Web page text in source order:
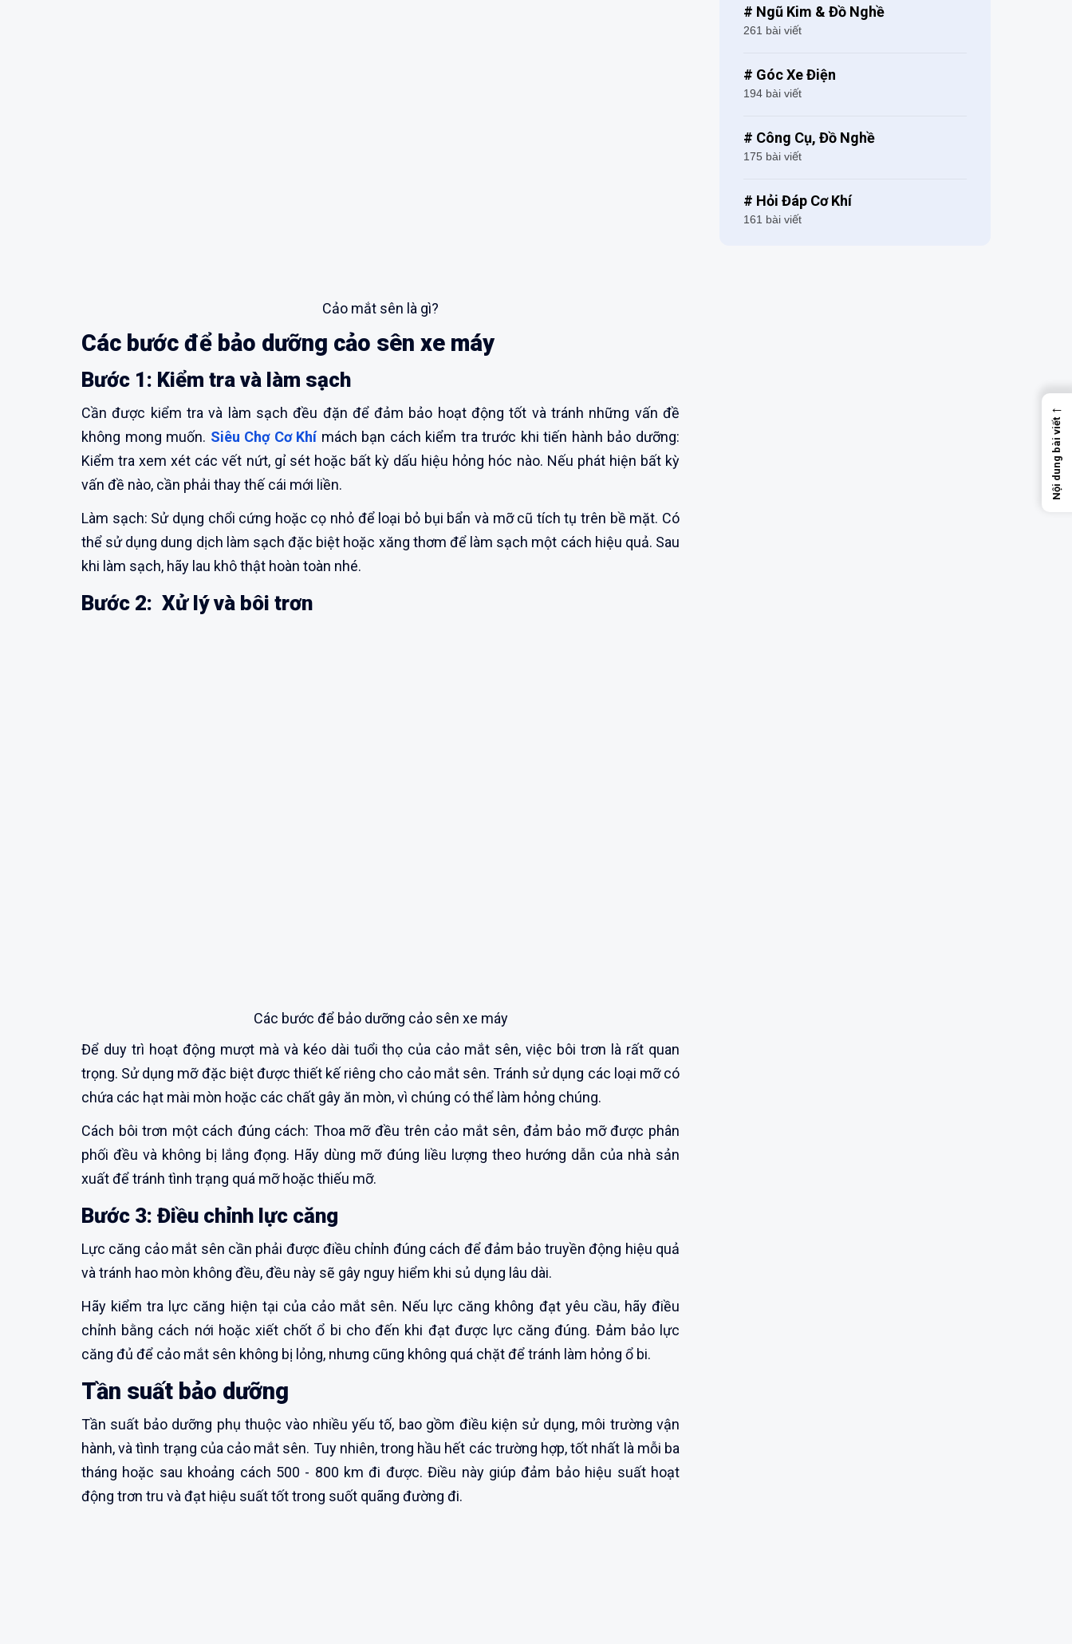
Cảo mắt sên là gì?
Các bước để bảo dưỡng cảo sên xe máy
Bước 1: Kiểm tra và làm sạch
Cần được kiểm tra và làm sạch đều đặn để đảm bảo hoạt động tốt và tránh những vấn đề
không mong muốn. Siêu Chợ Cơ Khímách bạn cách kiểm tra trước khi tiến hành bảo dưỡng:
Kiểm tra xem xét các vết nứt, gỉ sét hoặc bất kỳ dấu hiệu hỏng hóc nào. Nếu phát hiện bất kỳ
vấn đề nào, cần phải thay thế cái mới liền.
Làm sạch: Sử dụng chổi cứng hoặc cọ nhỏ để loại bỏ bụi bẩn và mỡ cũ tích tụ trên bề mặt. Có
thể sử dụng dung dịch làm sạch đặc biệt hoặc xăng thơm để làm sạch một cách hiệu quả. Sau
khi làm sạch, hãy lau khô thật hoàn toàn nhé.
Bước 2: Xử lý và bôi trơn
Các bước để bảo dưỡng cảo sên xe máy
Để duy trì hoạt động mượt mà và kéo dài tuổi thọ của cảo mắt sên, việc bôi trơn là rất quan
trọng. Sử dụng mỡ đặc biệt được thiết kế riêng cho cảo mắt sên. Tránh sử dụng các loại mỡ có
chứa các hạt mài mòn hoặc các chất gây ăn mòn, vì chúng có thể làm hỏng chúng.
Cách bôi trơn một cách đúng cách: Thoa mỡ đều trên cảo mắt sên, đảm bảo mỡ được phân
phối đều và không bị lắng đọng. Hãy dùng mỡ đúng liều lượng theo hướng dẫn của nhà sản
xuất để tránh tình trạng quá mỡ hoặc thiếu mỡ.
Bước 3: Điều chỉnh lực căng
Lực căng cảo mắt sên cần phải được điều chỉnh đúng cách để đảm bảo truyền động hiệu quả
và tránh hao mòn không đều, đều này sẽ gây nguy hiểm khi sủ dụng lâu dài.
Hãy kiểm tra lực căng hiện tại của cảo mắt sên. Nếu lực căng không đạt yêu cầu, hãy điều
chỉnh bằng cách nới hoặc xiết chốt ổ bi cho đến khi đạt được lực căng đúng. Đảm bảo lực
căng đủ để cảo mắt sên không bị lỏng, nhưng cũng không quá chặt để tránh làm hỏng ổ bi.
Tần suất bảo dưỡng
Tần suất bảo dưỡng phụ thuộc vào nhiều yếu tố, bao gồm điều kiện sử dụng, môi trường vận
hành, và tình trạng của cảo mắt sên. Tuy nhiên, trong hầu hết các trường hợp, tốt nhất là mỗi ba
tháng hoặc sau khoảng cách 500 - 800 km đi được. Điều này giúp đảm bảo hiệu suất hoạt
động trơn tru và đạt hiệu suất tốt trong suốt quãng đường đi.
# Ngũ Kim & Đồ Nghề
261 bài viết
# Góc Xe Điện
194 bài viết
# Công Cụ, Đồ Nghề
175 bài viết
# Hỏi Đáp Cơ Khí
161 bài viết
←
Nội dung bài viết